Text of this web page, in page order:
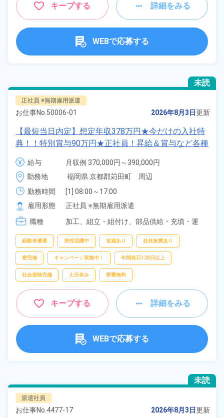
キープする 詳細をみる
WEBで応募する
未読
正社員 ※無期雇用派遣
お仕事No. 50006-01 2026年8月3日更新
【最短当日内定】想定年収378万円★今だけの入社特
典！！特別賞与90万円★正社員！昇給＆賞与など各種
手当も充実！クルマの組立・加工業務！備品付き寮完
備★無料送迎あり♪生活支援物資事前対応可◎《福岡
県苅田町》
給与
月収例 370,000円～390,000円
給与 255,000円～255,000円
勤務地
福岡県 京都郡苅田町　周辺
勤務時間
[1] 08:00～17:00
[2] 20:00～05:00
[3] 16:30～01:30
雇用形態
正社員 ※無期雇用派遣
職種
加工、 組立・組付け、 部品供給・充填・運
経験者優遇 男性活躍中 送迎あり 赴任旅費あり
寮完備 キャンペーン実施中！ 年間休日120日以上
社会保険完備 土日休み 寮費無料
キープする 詳細をみる
WEBで応募する
未読
派遣社員
お仕事No. 4477-17 2026年8月3日更新